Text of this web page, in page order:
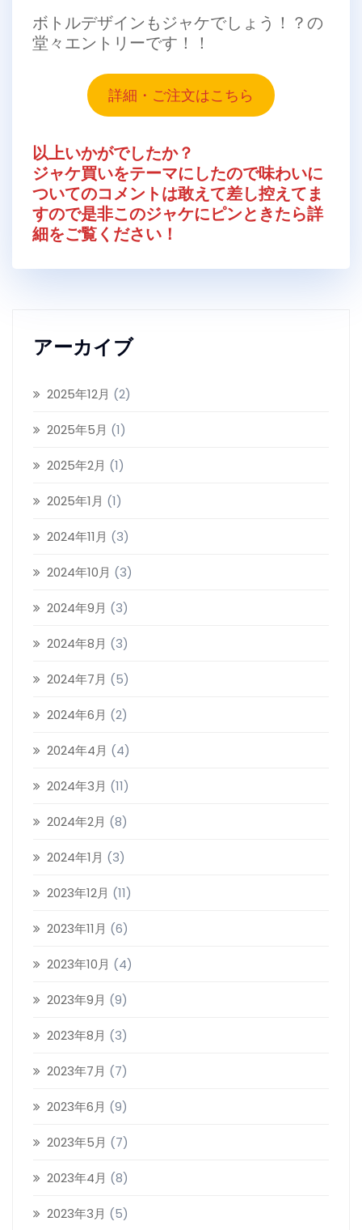
ボトルデザインもジャケでしょう！？の
堂々エントリーです！！
詳細・ご注文はこちら
以上いかがでしたか？
ジャケ買いをテーマにしたので味わいに
ついてのコメントは敢えて差し控えてま
すので是非このジャケにピンときたら詳
細をご覧ください！
アーカイブ
2025年12月 (2)
2025年5月 (1)
2025年2月 (1)
2025年1月 (1)
2024年11月 (3)
2024年10月 (3)
2024年9月 (3)
2024年8月 (3)
2024年7月 (5)
2024年6月 (2)
2024年4月 (4)
2024年3月 (11)
2024年2月 (8)
2024年1月 (3)
2023年12月 (11)
2023年11月 (6)
2023年10月 (4)
2023年9月 (9)
2023年8月 (3)
2023年7月 (7)
2023年6月 (9)
2023年5月 (7)
2023年4月 (8)
2023年3月 (5)